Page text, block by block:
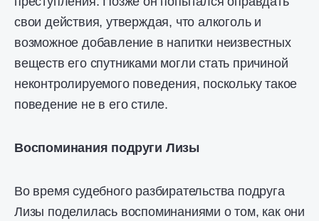
свои действия, утверждая, что алкоголь и
возможное добавление в напитки неизвестных
веществ его спутниками могли стать причиной
неконтролируемого поведения, поскольку такое
поведение не в его стиле.
Воспоминания подруги Лизы
Во время судебного разбирательства подруга
Лизы поделилась воспоминаниями о том, как они